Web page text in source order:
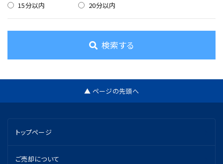
15分以内
20分以内
検索する
▲ ページの先頭へ
トップページ
ご売却について